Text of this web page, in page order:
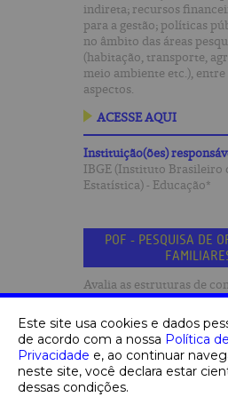
Este site usa cookies e dados
de acordo com a nossa Política de
Privacidade e, ao continuar
neste site, você declara estar
dessas condições.
indireta; recursos
para a gestão; políticas
no âmbito das áreas
(habitação, transporte,
meio ambiente etc.),
aspectos.
ACESSE AQUI
Instituição(ões)
IBGE (Instituto Brasileiro
Estatística) - Educação*
POF - PESQUISA DE
Avalia as estruturas de
gastos, de rendimentos e
variação patrimonial das
oferecendo um perfil das
vida da população a partir
orçamentos domésticos.
ACESSE AQUI